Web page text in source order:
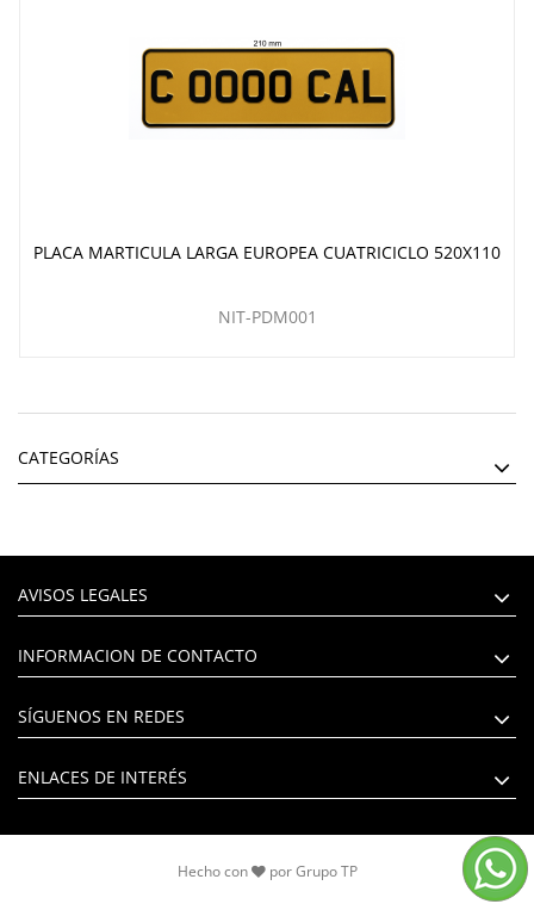
PLACA MARTICULA LARGA EUROPEA CUATRICICLO 520X110
NIT-PDM001
CATEGORÍAS
AVISOS LEGALES
INFORMACION DE CONTACTO
SÍGUENOS EN REDES
ENLACES DE INTERÉS
Hecho con por Grupo TP